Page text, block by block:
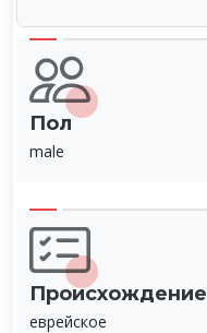
Пол
male
Происхождение
еврейское